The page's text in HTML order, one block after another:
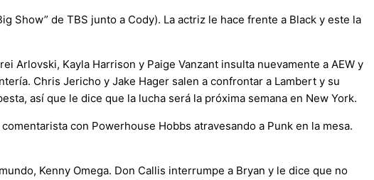
Show” de TBS junto a Cody). La actriz le hace frente a Black y este la
Arlovski, Kayla Harrison y Paige Vanzant insulta nuevamente a AEW y
Chris Jericho y Jake Hager salen a confrontar a Lambert y su
así que le dice que la lucha será la próxima semana en New York.
con Powerhouse Hobbs atravesando a Punk en la mesa.
Kenny Omega. Don Callis interrumpe a Bryan y le dice que no